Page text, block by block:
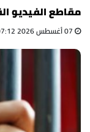
مقاطع الفيديو